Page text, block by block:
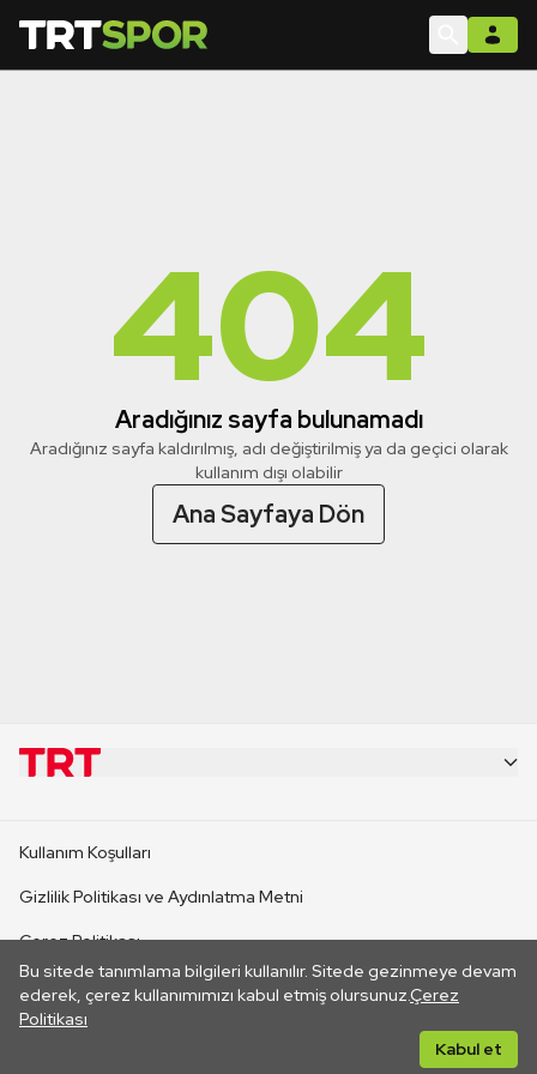
404
Aradığınız sayfa bulunamadı
Aradığınız sayfa kaldırılmış, adı değiştirilmiş ya da geçici olarak
kullanım dışı olabilir
Ana Sayfaya Dön
Bu sitede tanımlama bilgileri kullanılır. Sitede gezinmeye devam
ederek, çerez kullanımımızı kabul etmiş olursunuz.Çerez
Politikası
Kabul et
CANLI YAYINLAR
Kullanım Koşulları
Gizlilik Politikası ve Aydınlatma Metni
Çerez Politikası
İletişim
Her hakkı saklıdır. ©2026 TRT. Bağlantı yoluyla gidilen dış